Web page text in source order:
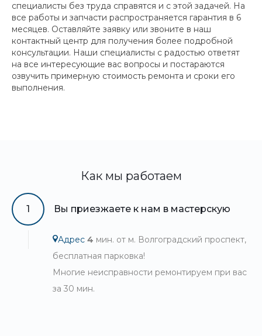
специалисты без труда справятся и с этой задачей. На
все работы и запчасти распространяется гарантия в 6
месяцев. Оставляйте заявку или звоните в наш
контактный центр для получения более подробной
консультации. Наши специалисты с радостью ответят
на все интересующие вас вопросы и постараются
озвучить примерную стоимость ремонта и сроки его
выполнения.
Как мы работаем
1 Вы приезжаете к нам в мастерскую
Адрес 4 мин. от м. Волгоградский проспект,
бесплатная парковка!
Многие неисправности ремонтируем при вас
за 30 мин.